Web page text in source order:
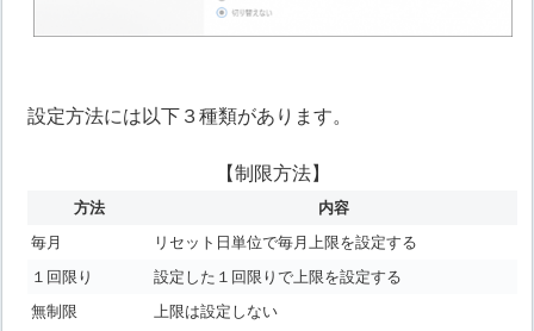
設定方法には以下３種類があります。
【制限方法】
方法
内容
毎月
リセット日単位で毎月上限を設定する
１回限り
設定した１回限りで上限を設定する
無制限
上限は設定しない